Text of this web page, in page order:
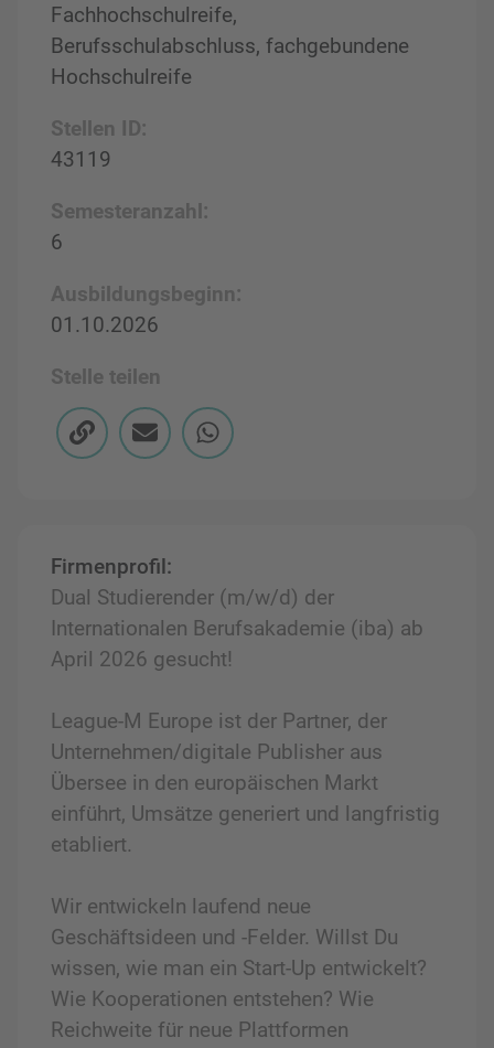
Fachhochschulreife,
Berufsschulabschluss, fachgebundene
Hochschulreife
Stellen ID:
43119
Semesteranzahl:
6
Ausbildungsbeginn:
01.10.2026
Stelle teilen
Firmenprofil:
Dual Studierender (m/w/d) der
Internationalen Berufsakademie (iba) ab
April 2026 gesucht!
League-M Europe ist der Partner, der
Unternehmen/digitale Publisher aus
Übersee in den europäischen Markt
einführt, Umsätze generiert und langfristig
etabliert.
Wir entwickeln laufend neue
Geschäftsideen und -Felder. Willst Du
wissen, wie man ein Start-Up entwickelt?
Wie Kooperationen entstehen? Wie
Reichweite für neue Plattformen